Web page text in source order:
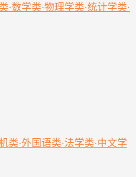
·数学类·物理学类·统计学类·
类·外国语类·法学类·中文学